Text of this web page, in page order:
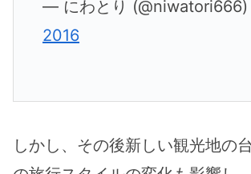
— にわとり (@niwatori666)
2016
しかし、その後新しい観光地の